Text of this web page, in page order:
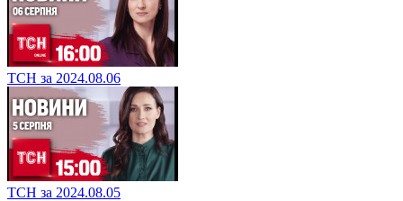
ТСН за 2024.08.06
ТСН за 2024.08.05